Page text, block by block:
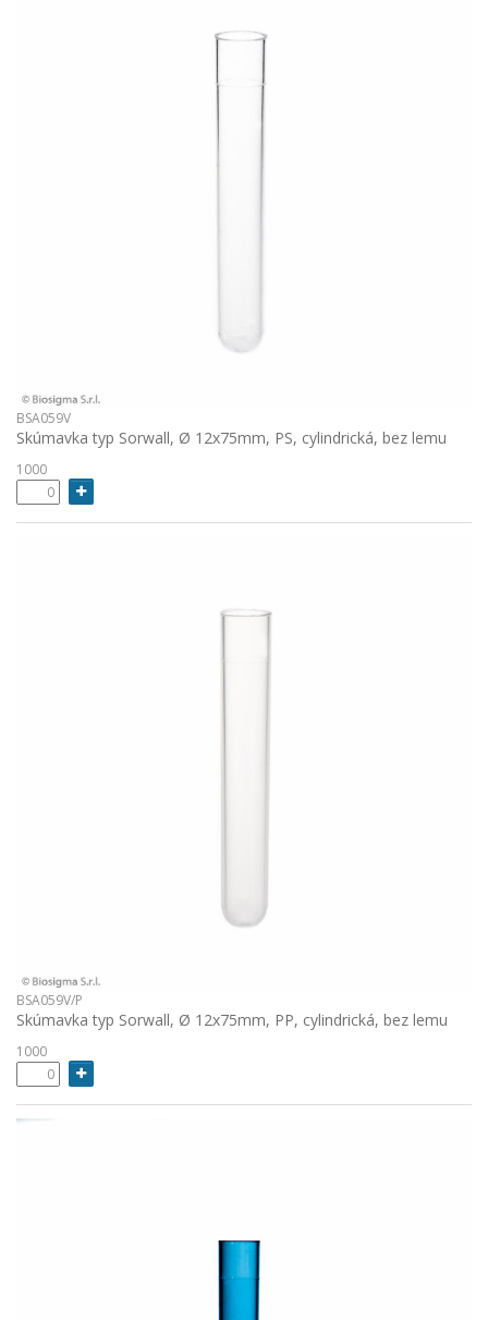
BSA059V
Skúmavka typ Sorwall, Ø 12x75mm, PS, cylindrická, bez lemu
1000
BSA059V/P
Skúmavka typ Sorwall, Ø 12x75mm, PP, cylindrická, bez lemu
1000